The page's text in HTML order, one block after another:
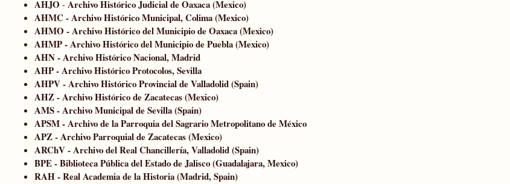
AHJO - Archivo Histórico Judicial de Oaxaca (Mexico)
AHMC - Archivo Histórico Municipal, Colima (Mexico)
AHMO - Archivo Histórico del Municipio de Oaxaca (Mexico)
AHMP - Archivo Histórico del Municipio de Puebla (Mexico)
AHN - Archivo Histórico Nacional, Madrid
AHP - Archivo Histórico Protocolos, Sevilla
AHPV - Archivo Histórico Provincial de Valladolid (Spain)
AHZ - ArchivoHistórico de Zacatecas(Mexico)
AMS - Archivo Municipal de Sevilla (Spain)
APSM - Archivo de la Parroquia del Sagrario Metropolitano de México
APZ - Archivo Parroquial de Zacatecas (Mexico)
ARChV - Archivo del Real Chancillería, Valladolid (Spain)
BPE - Biblioteca Pública del Estado de Jalisco (Guadalajara, Mexico)
RAH - Real Academia de la Historia (Madrid, Spain)